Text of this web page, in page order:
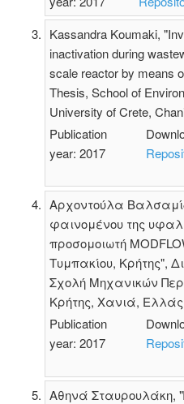
Kassandra Koumaki,
inactivation during
scale reactor by means
Thesis, School of
University of Crete,
Publication
year: 2017
Αρχοντούλα
φαινομένου της
προσομοιωτή
Τυμπακίου, Κρήτης",
Σχολή Μηχανικών
Κρήτης, Χανιά,
Publication
year: 2017
Αθηνά Σταυρουλάκη,